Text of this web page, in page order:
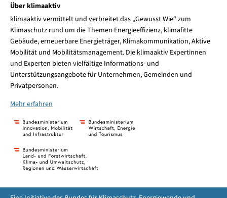
Über klimaaktiv
klimaaktiv vermittelt und verbreitet das „Gewusst Wie“ zum
Klimaschutz rund um die Themen Energieeffizienz, klimafitte
Gebäude, erneuerbare Energieträger, Klimakommunikation, Aktive
Mobilität und Mobilitätsmanagement. Die klimaaktiv Expertinnen
und Experten bieten vielfältige Informations- und
Unterstützungsangebote für Unternehmen, Gemeinden und
Privatpersonen.
Mehr erfahren